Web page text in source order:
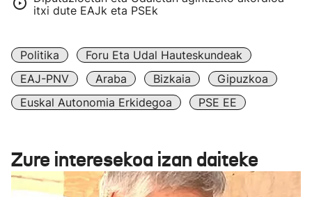
itxi dute EAJk eta PSEk
Politika
Foru Eta Udal Hauteskundeak
EAJ-PNV
Araba Bizkaia
Gipuzkoa
Euskal Autonomia Erkidegoa
PSE EE
Zure interesekoa izan daiteke